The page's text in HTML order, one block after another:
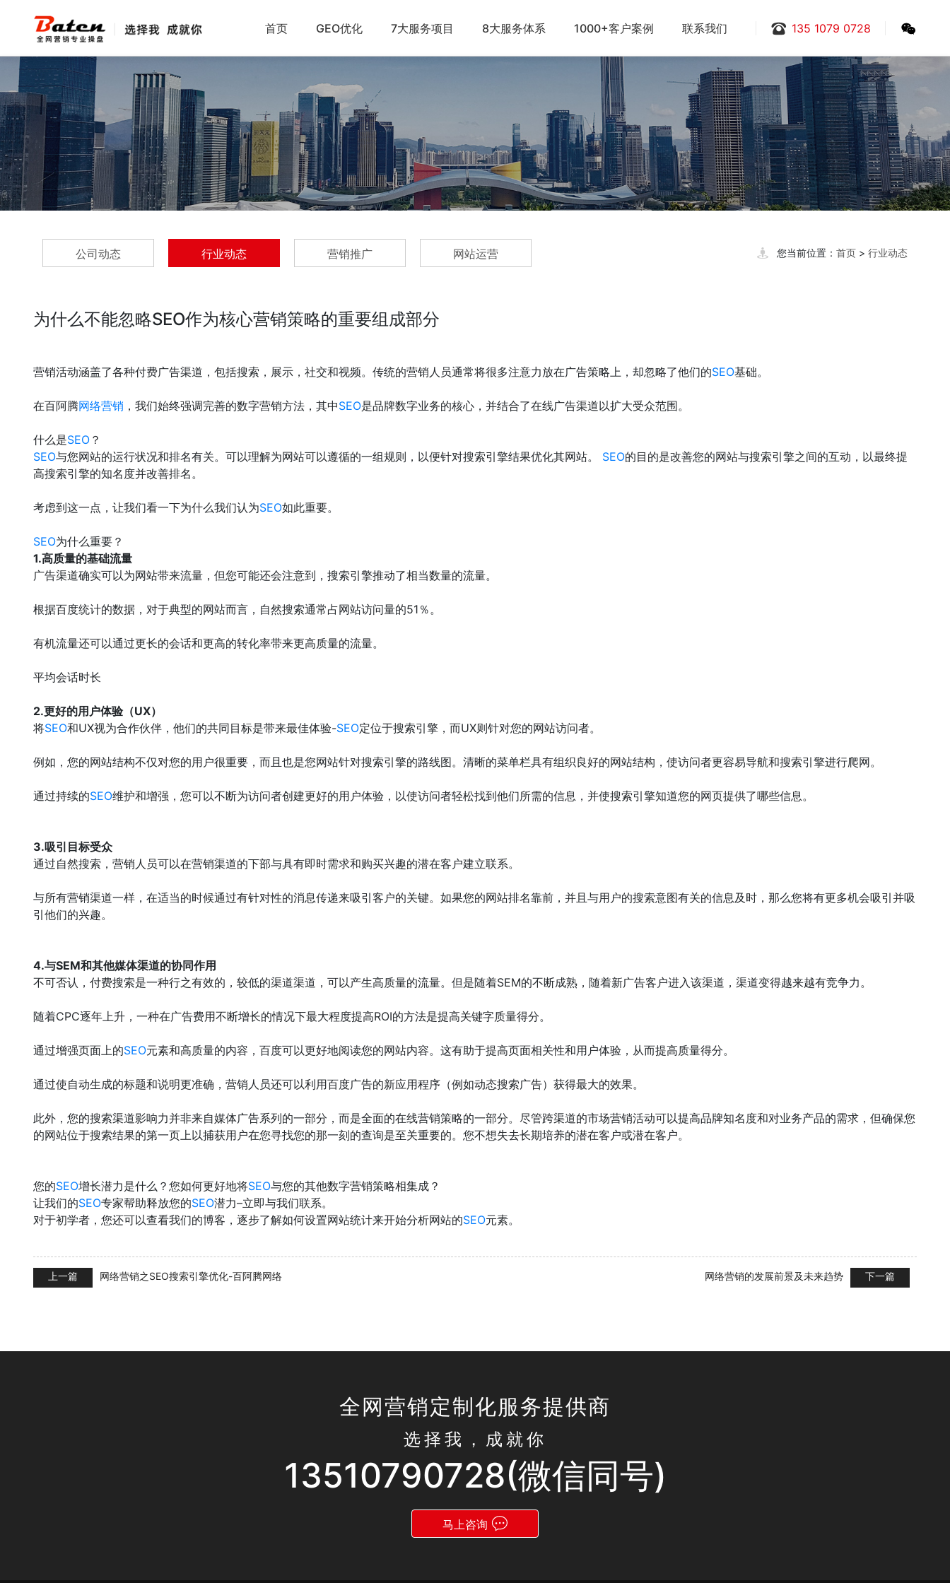
首页 GEO优化 7大服务项目 8大服务体系 1000+客户案例 联系我们 135 1079 0728
您当前位置： 首页 > 行业动态
公司动态 行业动态 营销推广 网站运营
为什么不能忽略SEO作为核心营销策略的重要组成部分
营销活动涵盖了各种付费广告渠道，包括搜索，展示，社交和视频。传统的营销人员通常将很多注意力放在广告策略上，却忽略了他们的SEO基础。
在百阿腾网络营销 ，我们始终强调完善的数字营销方法，其中SEO是品牌数字业务的核心，并结合了在线广告渠道以扩大受众范围。
什么是SEO ？
SEO与您网站的运行状况和排名有关。可以理解为网站可以遵循的一组规则，以便针对搜索引擎结果优化其网站。 SEO的目的是改善您的网站与搜索引擎之间的互动，以最终提
高搜索引擎的知名度并改善排名。
考虑到这一点，让我们看一下为什么我们认为SEO如此重要。
SEO为什么重要？
1.高质量的基础流量
广告渠道确实可以为网站带来流量，但您可能还会注意到，搜索引擎推动了相当数量的流量。
根据百度统计的数据，对于典型的网站而言，自然搜索通常占网站访问量的51％。
有机流量还可以通过更长的会话和更高的转化率带来更高质量的流量。
平均会话时长
2.更好的用户体验（UX）
将SEO和UX视为合作伙伴，他们的共同目标是带来最佳体验-SEO定位于搜索引擎，而UX则针对您的网站访问者。
例如，您的网站结构不仅对您的用户很重要，而且也是您网站针对搜索引擎的路线图。清晰的菜单栏具有组织良好的网站结构，使访问者更容易导航和搜索引擎进行爬网。
通过持续的SEO维护和增强，您可以不断为访问者创建更好的用户体验，以使访问者轻松找到他们所需的信息，并使搜索引擎知道您的网页提供了哪些信息。
3.吸引目标受众
通过自然搜索，营销人员可以在营销渠道的下部与具有即时需求和购买兴趣的潜在客户建立联系。
与所有营销渠道一样，在适当的时候通过有针对性的消息传递来吸引客户的关键。如果您的网站排名靠前，并且与用户的搜索意图有关的信息及时，那么您将有更多机会吸引并吸
引他们的兴趣。
4.与SEM和其他媒体渠道的协同作用
不可否认，付费搜索是一种行之有效的，较低的渠道渠道，可以产生高质量的流量。但是随着SEM的不断成熟，随着新广告客户进入该渠道，渠道变得越来越有竞争力。
随着CPC逐年上升，一种在广告费用不断增长的情况下最大程度提高ROI的方法是提高关键字质量得分。
通过增强页面上的SEO元素和高质量的内容，百度可以更好地阅读您的网站内容。这有助于提高页面相关性和用户体验，从而提高质量得分。
通过使自动生成的标题和说明更准确，营销人员还可以利用百度广告的新应用程序（例如动态搜索广告）获得最大的效果。
此外，您的搜索渠道影响力并非来自媒体广告系列的一部分，而是全面的在线营销策略的一部分。尽管跨渠道的市场营销活动可以提高品牌知名度和对业务产品的需求，但确保您
的网站位于搜索结果的第一页上以捕获用户在您寻找您的那一刻的查询是至关重要的。您不想失去长期培养的潜在客户或潜在客户。
您的SEO增长潜力是什么？您如何更好地将SEO与您的其他数字营销策略相集成？
让我们的SEO专家帮助释放您的SEO潜力–立即与我们联系。
对于初学者，您还可以查看我们的博客，逐步了解如何设置网站统计来开始分析网站的SEO元素。
上一篇 网络营销之SEO搜索引擎优化-百阿腾网络 下一篇
网络营销的发展前景及未来趋势
全网营销定制化服务提供商
选择我，成就你
13510790728(微信同号)
马上咨询